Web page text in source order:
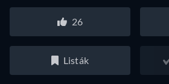
26
Listák